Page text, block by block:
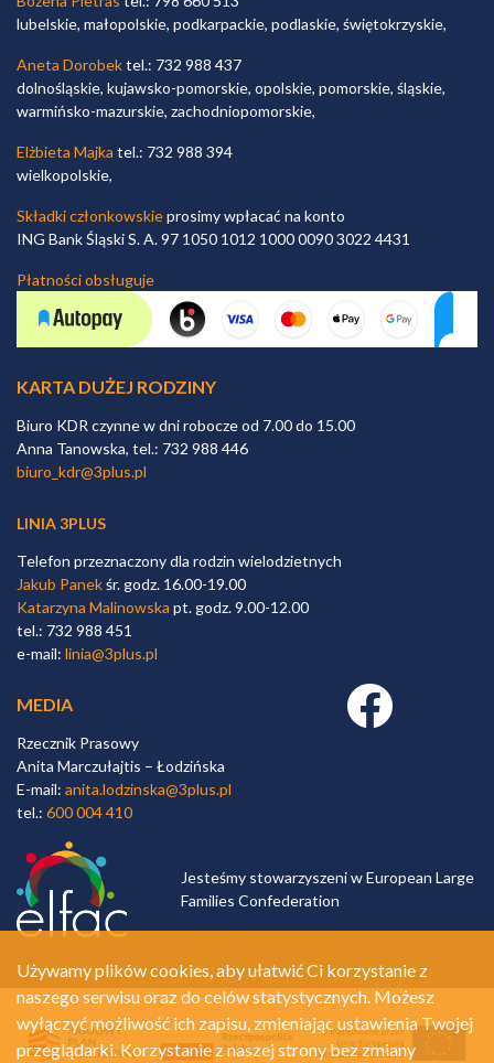
lubelskie, małopolskie, podkarpackie, podlaskie, świętokrzyskie,
Aneta Dorobektel.: 732 988 437
dolnośląskie, kujawsko-pomorskie, opolskie, pomorskie, śląskie,
warmińsko-mazurskie, zachodniopomorskie,
Elżbieta Majka tel.: 732 988 394
wielkopolskie,
Składki członkowskieprosimy wpłacać na konto
ING Bank Śląski S. A. 97 1050 1012 1000 0090 3022 4431
Płatności obsługuje
KARTA DUŻEJ RODZINY
Biuro KDR czynne w dni robocze od 7.00 do 15.00
Anna Tanowska, tel.: 732 988 446
biuro_kdr@3plus.pl
LINIA 3PLUS
Telefon przeznaczony dla rodzin wielodzietnych
Jakub Panekśr. godz. 16.00-19.00
Katarzyna Malinowska pt. godz. 9.00-12.00
tel.: 732 988 451
e-mail: linia@3plus.pl
MEDIA
Rzecznik Prasowy
Anita Marczułajtis – Łodzińska
E-mail: anita.lodzinska@3plus.pl
tel.: 600 004 410
Facebook link
Jesteśmy stowarzyszeni w European Large
Families Confederation
Używamy plików cookies, aby ułatwić Ci korzystanie z
naszego serwisu oraz do celów statystycznych. Możesz
wyłączyć możliwość ich zapisu, zmieniając ustawienia Twojej
przeglądarki. Korzystanie z naszej strony bez zmiany